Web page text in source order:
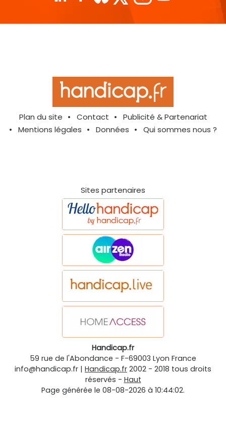
Plan du site Contact
Publicité & Partenariat
Mentions légales
Données Qui sommes nous ?
Sites partenaires
Handicap.fr
59 rue de l'Abondance - F-69003 Lyon France
info@handicap.fr | Handicap.fr 2002 - 2018 tous droits
réservés - Haut
Page générée le 08-08-2026 à 10:44:02.